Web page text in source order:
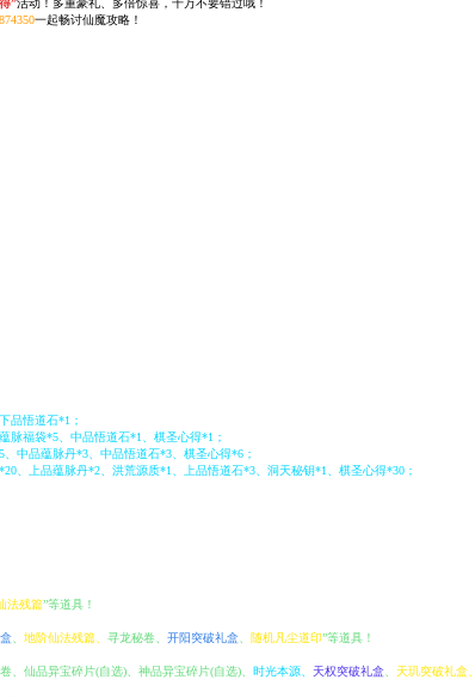
”活动！多重豪礼、多倍惊喜，千万不要错过哦！
一起畅讨仙魔攻略！
品悟道石*1；
脉福袋*5、中品悟道石*1、棋圣心得*1；
中品蕴脉丹*3、中品悟道石*3、棋圣心得*6；
、上品蕴脉丹*2、洪荒源质*1、上品悟道石*3、洞天秘钥*1、棋圣心得*30；
法残篇”等道具！
、 地阶仙法残篇、 寻龙秘卷、 开阳突破礼盒、 随机凡尘道印”等道具！
、仙品异宝碎片(自选)、神品异宝碎片(自选)、 时光本源、 天权突破礼盒、 天玑突破礼盒、